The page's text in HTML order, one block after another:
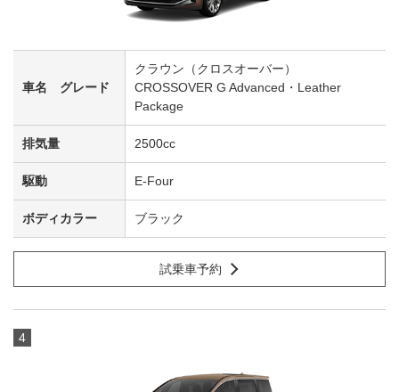
クラウン（クロスオーバー）
CROSSOVER G Advanced・Leather
Package
2500cc
E-Four
ブラック
試乗車予約
4